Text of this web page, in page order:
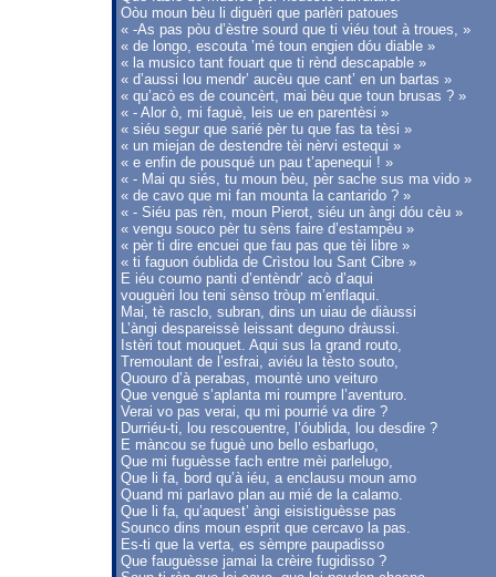
Oòu moun bèu li diguèri que parlèri patoues
« -As pas pòu d’èstre sourd que ti viéu tout à troues, »
« de longo, escouta ’mé toun engien dóu diable »
« la musico tant fouart que ti rènd descapable »
« d’aussi lou mendr’ aucèu que cant’ en un bartas »
« qu’acò es de councèrt, mai bèu que toun brusas ? »
« - Alor ò, mi faguè, leis ue en parentèsi »
« siéu segur que sarié pèr tu que fas ta tèsi »
« un miejan de destendre tèi nèrvi estequi »
« e enfin de pousqué un pau t’apenequi ! »
« - Mai qu siés, tu moun bèu, pèr sache sus ma vido »
« de cavo que mi fan mounta la cantarido ? »
« - Siéu pas rèn, moun Pierot, siéu un àngi dóu cèu »
« vengu souco pèr tu sèns faire d’estampèu »
« pèr ti dire encuei que fau pas que tèi libre »
« ti faguon óublida de Crìstou lou Sant Cibre »
E iéu coumo panti d’entèndr’ acò d’aqui
vouguèri lou teni sènso tròup m’enflaqui.
Mai, tè rasclo, subran, dins un uiau de diàussi
L’àngi despareissè leissant deguno dràussi.
Istèri tout mouquet. Aqui sus la grand routo,
Tremoulant de l’esfrai, aviéu la tèsto souto,
Quouro d’à perabas, mountè uno veituro
Que venguè s’aplanta mi roumpre l’aventuro.
Verai vo pas verai, qu mi pourrié va dire ?
Durriéu-ti, lou rescouentre, l’óublida, lou desdire ?
E màncou se fuguè uno bello esbarlugo,
Que mi fuguèsse fach entre mèi parlelugo,
Que li fa, bord qu’à iéu, a enclausu moun amo
Quand mi parlavo plan au mié de la calamo.
Que li fa, qu’aquest’ àngi eisistiguèsse pas
Sounco dins moun esprit que cercavo la pas.
Es-ti que la verta, es sèmpre paupadisso
Que fauguèsse jamai la crèire fugidisso ?